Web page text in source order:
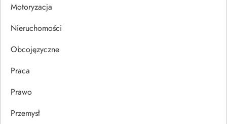
u
Motoryzacja
Nieruchomości
Obcojęzyczne
Praca
Prawo
Przemysł